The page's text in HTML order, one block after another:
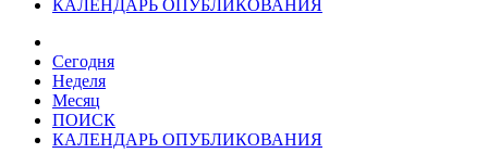
КАЛЕНДАРЬ ОПУБЛИКОВАНИЯ
Сегодня
Неделя
Месяц
ПОИСК
КАЛЕНДАРЬ ОПУБЛИКОВАНИЯ